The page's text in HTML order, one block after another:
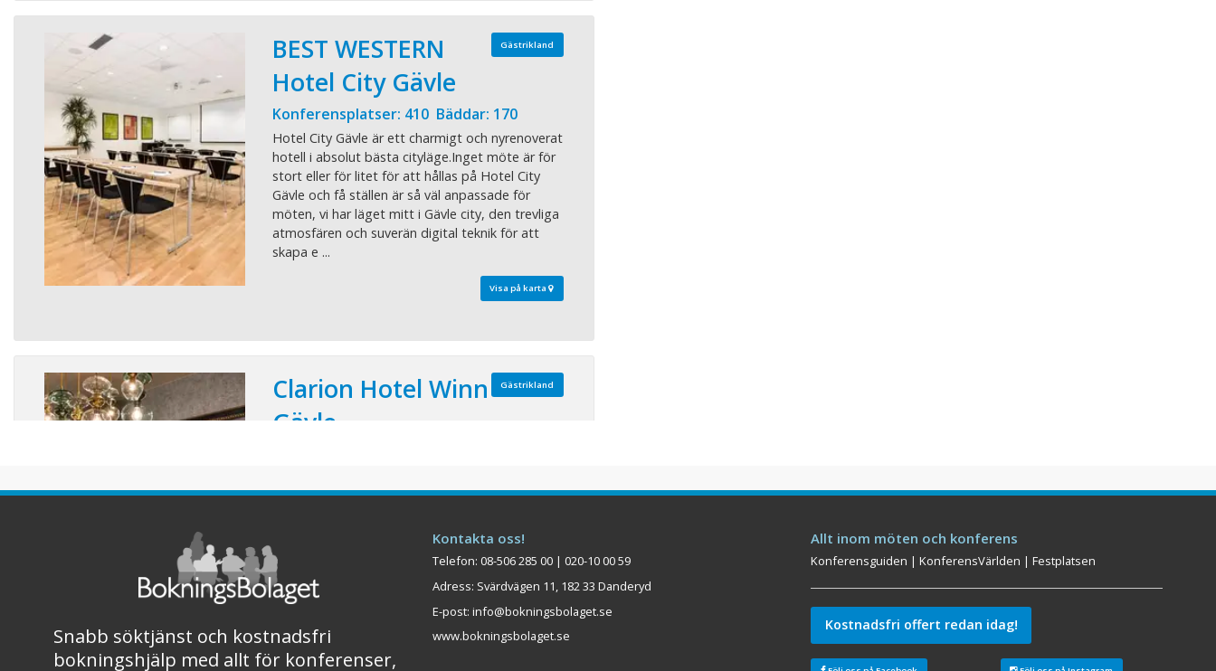
Gästrikland
BEST WESTERN
Hotel City Gävle
Konferensplatser: 410 Bäddar: 170
Hotel City Gävle är ett charmigt och nyrenoverat
hotell i absolut bästa cityläge.Inget möte är för
stort eller för litet för att hållas på Hotel City
Gävle och få ställen är så väl anpassade för
möten, vi har läget mitt i Gävle city, den trevliga
atmosfären och suverän digital teknik för att
skapa e ...
Visa på karta
Gästrikland
Clarion Hotel Winn
Gävle
Hotellet, med sin restaurang Brasserie Absint,
naturlig mötesplats för lokalbor och besökare.
Ett stort utbud av konferens- och mötesrum,
bar, restaurang och relaxavdelning med gym
och pool lockar interna ...
Snabb söktjänst och kostnadsfri
bokningshjälp med allt för konferenser,
Kontakta oss!
Telefon: 08-506 285 00 | 020-10 00 59
Adress: Svärdvägen 11, 182 33 Danderyd
E-post: info@bokningsbolaget.se
www.bokningsbolaget.se
Allt inom möten och konferens
Konferensguiden |KonferensVärlden |Festplatsen
Kostnadsfri offert redan idag!